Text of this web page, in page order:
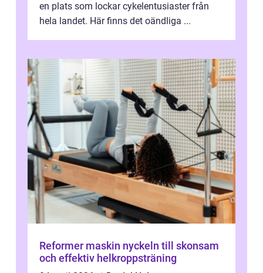
en plats som lockar cykelentusiaster från
hela landet. Här finns det oändliga ...
Reformer maskin nyckeln till skonsam
och effektiv helkroppsträning